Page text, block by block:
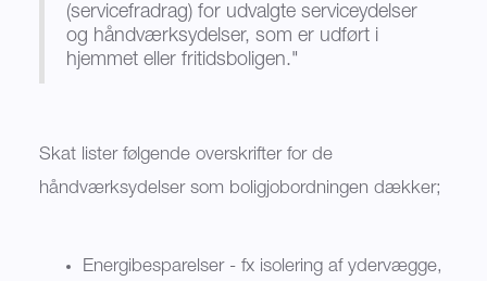
(servicefradrag) for udvalgte serviceydelser
og håndværksydelser, som er udført i
hjemmet eller fritidsboligen."
Skat lister følgende overskrifter for de
håndværksydelser som boligjobordningen dækker;
Energibesparelser - fx isolering af ydervægge,